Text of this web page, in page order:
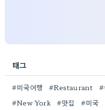
태그
#미국여행 #Restaurant
#New York
#맛집 #미국